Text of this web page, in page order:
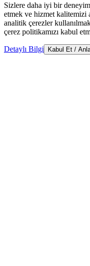
Sizlere daha iyi bir
etmek ve hizmet kalitemizi
analitik çerezler
çerez politikamızı kabul
Detaylı Bilgi Kabul Et /